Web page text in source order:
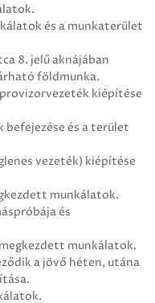
és a munkaterület
8. jelű aknájában
földmunka.
kiépítése
befejezése és a terület
vezeték) kiépítése
munkálatok.
és
munkálatok.
a jövő héten, utána